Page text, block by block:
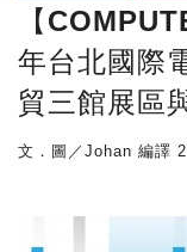
【
年台北國際
貿三館展區
文．圖／Johan 編譯